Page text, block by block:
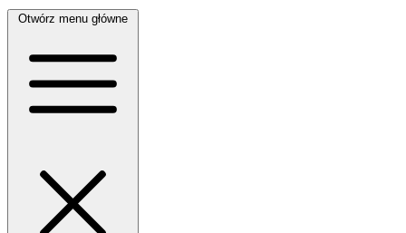
Otwórz menu główne